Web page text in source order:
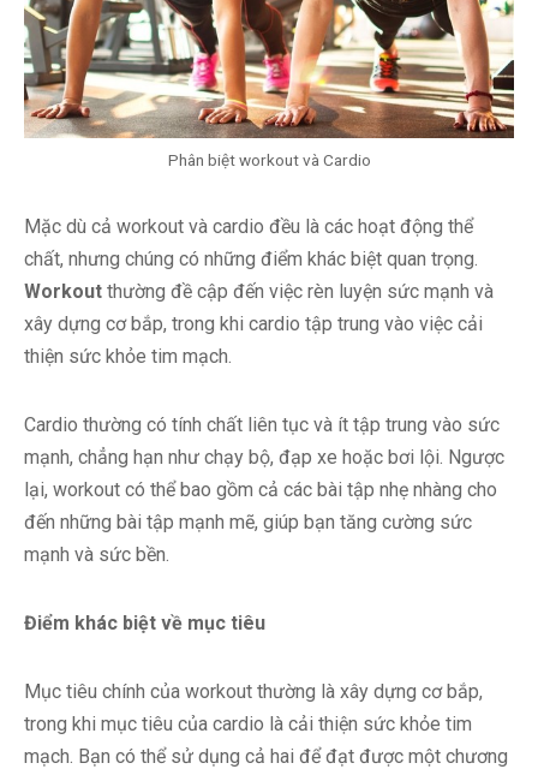
Phân biệt workout và Cardio
Mặc dù cả workout và cardio đều là các hoạt động thể
chất, nhưng chúng có những điểm khác biệt quan trọng.
Workout thường đề cập đến việc rèn luyện sức mạnh và
xây dựng cơ bắp, trong khi cardio tập trung vào việc cải
thiện sức khỏe tim mạch.
Cardio thường có tính chất liên tục và ít tập trung vào sức
mạnh, chẳng hạn như chạy bộ, đạp xe hoặc bơi lội. Ngược
lại, workout có thể bao gồm cả các bài tập nhẹ nhàng cho
đến những bài tập mạnh mẽ, giúp bạn tăng cường sức
mạnh và sức bền.
Điểm khác biệt về mục tiêu
Mục tiêu chính của workout thường là xây dựng cơ bắp,
trong khi mục tiêu của cardio là cải thiện sức khỏe tim
mạch. Bạn có thể sử dụng cả hai để đạt được một chương